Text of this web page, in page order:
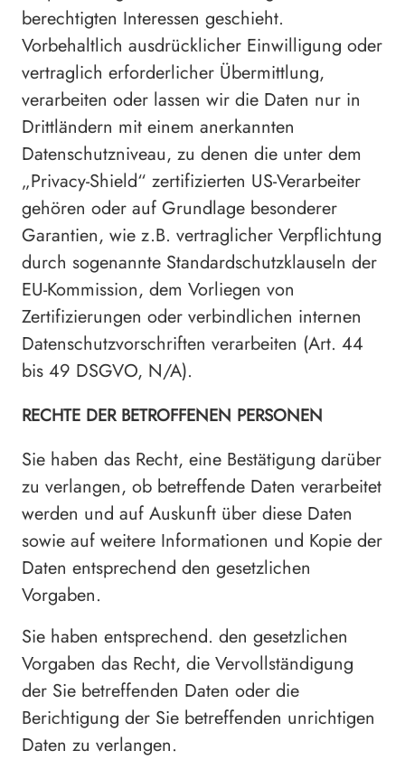
berechtigten Interessen geschieht.
Vorbehaltlich ausdrücklicher Einwilligung oder
vertraglich erforderlicher Übermittlung,
verarbeiten oder lassen wir die Daten nur in
Drittländern mit einem anerkannten
Datenschutzniveau, zu denen die unter dem
„Privacy-Shield“ zertifizierten US-Verarbeiter
gehören oder auf Grundlage besonderer
Garantien, wie z.B. vertraglicher Verpflichtung
durch sogenannte Standardschutzklauseln der
EU-Kommission, dem Vorliegen von
Zertifizierungen oder verbindlichen internen
Datenschutzvorschriften verarbeiten (Art. 44
bis 49 DSGVO, N/A).
RECHTE DER BETROFFENEN PERSONEN
Sie haben das Recht, eine Bestätigung darüber
zu verlangen, ob betreffende Daten verarbeitet
werden und auf Auskunft über diese Daten
sowie auf weitere Informationen und Kopie der
Daten entsprechend den gesetzlichen
Vorgaben.
Sie haben entsprechend. den gesetzlichen
Vorgaben das Recht, die Vervollständigung
der Sie betreffenden Daten oder die
Berichtigung der Sie betreffenden unrichtigen
Daten zu verlangen.